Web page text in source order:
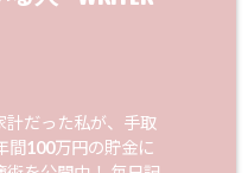
計だった私が、手取
間100万円の貯金に